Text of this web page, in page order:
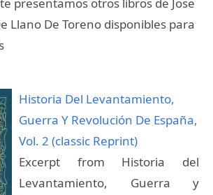
Llano De Toreno disponibles para
Historia Del Levantamiento,
Guerra Y Revolución De España,
Vol. 2 (classic Reprint)
Excerpt from Historia del
Levantamiento, Guerra y